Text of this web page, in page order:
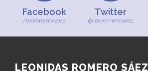
Facebook
/leoromerosaez
Twitter
@leoromerosaez
LEONIDAS ROMERO SÁEZ